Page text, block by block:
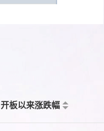
开板以来涨跌幅